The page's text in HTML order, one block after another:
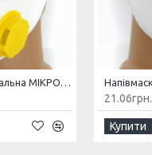
Напівмаска фільтрувальна МІКРОН (К) FFP2 NR з клапаном
21.06грн.
Купити